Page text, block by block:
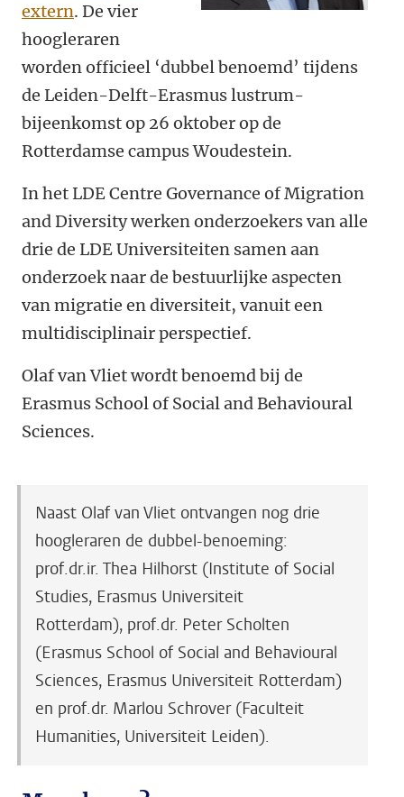
extern. De vier
hoogleraren
worden officieel ‘dubbel benoemd’ tijdens
de Leiden-Delft-Erasmus lustrum-
bijeenkomst op 26 oktober op de
Rotterdamse campus Woudestein.
In het LDE Centre Governance of Migration
and Diversity werken onderzoekers van alle
drie de LDE Universiteiten samen aan
onderzoek naar de bestuurlijke aspecten
van migratie en diversiteit, vanuit een
multidisciplinair perspectief.
Olaf van Vliet wordt benoemd bij de
Erasmus School of Social and Behavioural
Sciences.
Naast Olaf van Vliet ontvangen nog drie
hoogleraren de dubbel-benoeming:
prof.dr.ir. Thea Hilhorst (Institute of Social
Studies, Erasmus Universiteit
Rotterdam), prof.dr. Peter Scholten
(Erasmus School of Social and Behavioural
Sciences, Erasmus Universiteit Rotterdam)
en prof.dr. Marlou Schrover (Faculteit
Humanities, Universiteit Leiden).